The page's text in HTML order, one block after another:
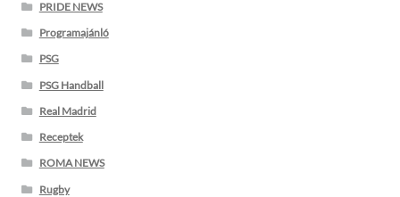
PRIDE NEWS
Programajánló
PSG
PSG Handball
Real Madrid
Receptek
ROMA NEWS
Rugby